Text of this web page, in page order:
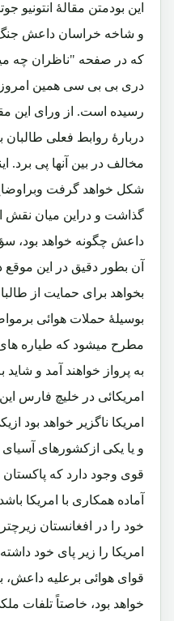
این بودمتن مقالۀ انتونیو
و شاخه خراسان داعش جنگ
که در صفحه "ناظران چه
رسیده است. از ورای این
دربارۀ روابط فعلی
مخالف در بین آنها پی برد.
شکل خواهد گرفت وبراوضاع
گذاشت و دراین میان نقش
داعش چگونه خواهد بود،
آن بطور دقیق در این موقع
بخواهد برای حمایت از
بوسیلۀ حملات هوائی
مطرح میشود که طیاره
به پرواز خواهند آمد و
امریکائی در خلیچ فارس
امریکا ناگزیر خواهد بود
و یا یکی ازکشورهای آسیای
قوی وجود دارد که پاکستان
آماده همکاری با امریکا
خود را در افغانستان
امریکا را زیر پای خود
قوای هوائی برعلیه داعش،
خواهد بود، خاصتاً تلفات